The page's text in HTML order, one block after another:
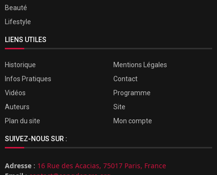
Beauté
Lifestyle
LIENS UTILES
Historique
Mentions Légales
Infos Pratiques
Contact
Vidéos
Programme
Auteurs
Site
Plan du site
Mon compte
SUIVEZ-NOUS SUR :
Adresse : 16 Rue des Acacias, 75017 Paris, France